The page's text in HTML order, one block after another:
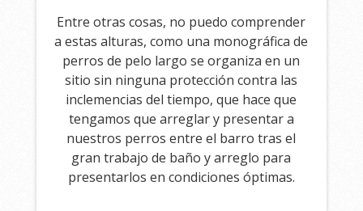
Entre otras cosas, no puedo comprender
a estas alturas, como una monográfica de
perros de pelo largo se organiza en un
sitio sin ninguna protección contra las
inclemencias del tiempo, que hace que
tengamos que arreglar y presentar a
nuestros perros entre el barro tras el
gran trabajo de baño y arreglo para
presentarlos en condiciones óptimas.